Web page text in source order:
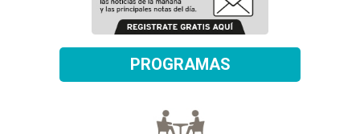
PROGRAMAS